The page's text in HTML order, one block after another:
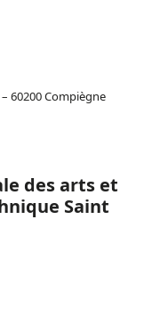
60200 Compiègne
des arts et
Saint